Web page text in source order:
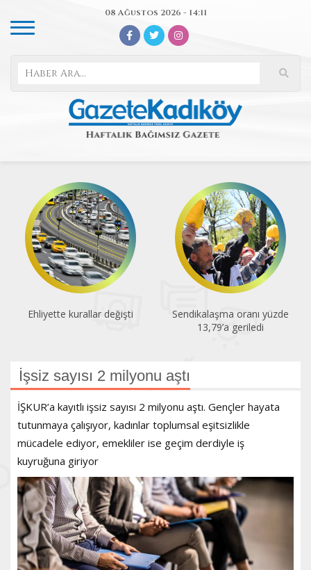
08 Ağustos 2026 - 14:11
Ehliyette kurallar değişti
Sendikalaşma oranı yüzde
13,79’a geriledi
İşsiz sayısı 2 milyonu aştı
İŞKUR’a kayıtlı işsiz sayısı 2 milyonu aştı. Gençler hayata
tutunmaya çalışıyor, kadınlar toplumsal eşitsizlikle
mücadele ediyor, emekliler ise geçim derdiyle iş
kuyruğuna giriyor